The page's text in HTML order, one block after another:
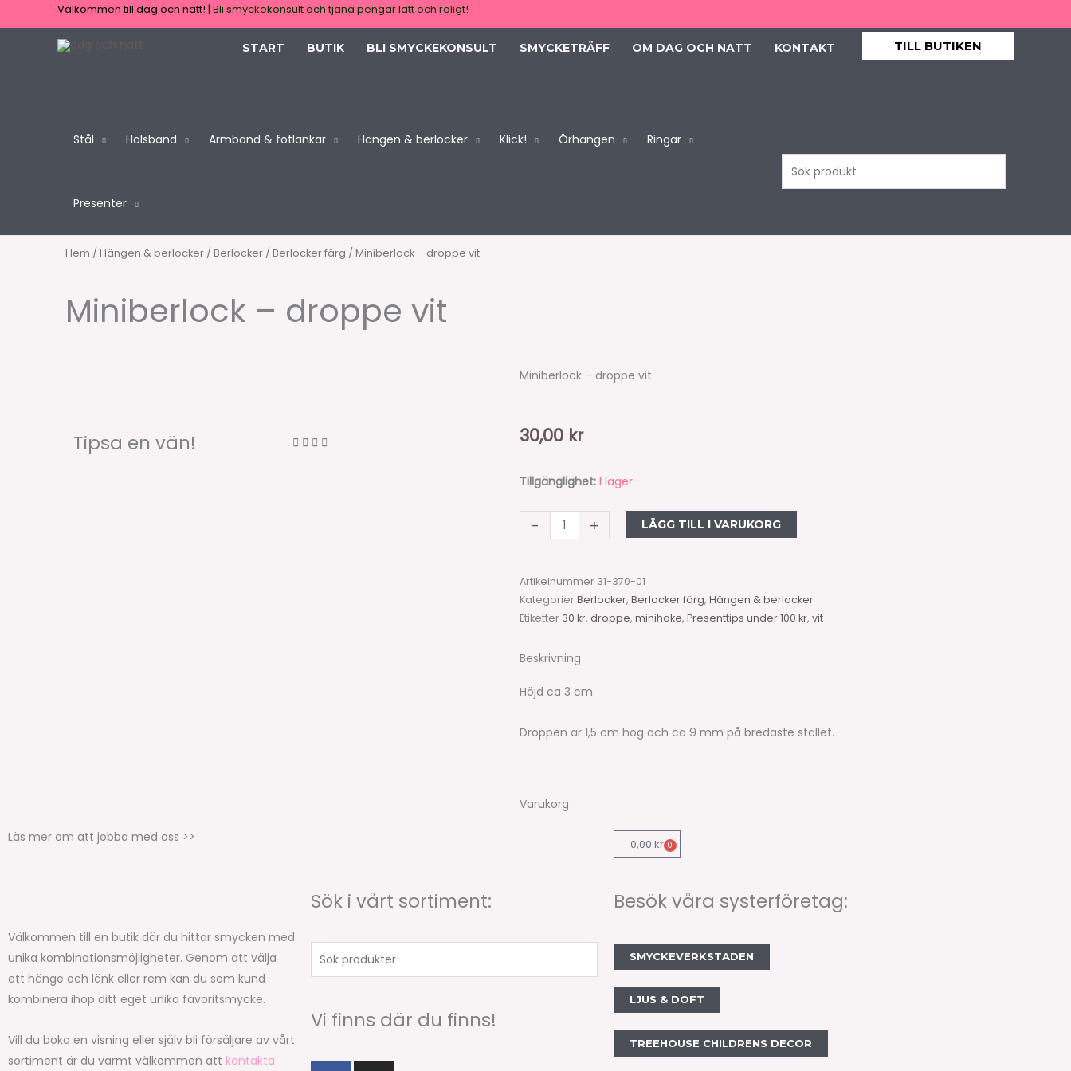
till
Välkommen till dag och natt! | Bli smyckekonsult och tjäna pengar lätt och roligt!
START BUTIK BLI SMYCKEKONSULT SMYCKETRÄFF OM DAG OCH NATT KONTAKT TILL BUTIKEN
Stål Halsband Armband & fotlänkar Hängen & berlocker Klick! Örhängen Ringar
Presenter
Sök
produkt
Hem /Hängen & berlocker /Berlocker /Berlocker färg / Miniberlock – droppe vit
Miniberlock – droppe vit
Tipsa en vän!
Miniberlock – droppe vit
30,00 kr
Tillgänglighet: I lager
-
Miniberlock
droppe
vit
mängd
+ LÄGG TILL I VARUKORG
Artikelnummer 31-370-01
KategorierBerlocker, Berlocker färg, Hängen & berlocker
Etiketter 30 kr, droppe, minihake, Presenttips under 100 kr, vit
Beskrivning
Höjd ca 3 cm
Droppen är 1,5 cm hög och ca 9 mm på bredaste stället.
Varukorg
Läs mer om att jobba med oss >> 0,00 kr 0
Varukorg
Välkommen till en butik där du hittar smycken med
unika kombinationsmöjligheter. Genom att välja
ett hänge och länk eller rem kan du som kund
kombinera ihop ditt eget unika favoritsmycke.
Vill du boka en visning eller själv bli försäljare av vårt
sortiment är du varmt välkommen att kontakta
Sök i vårt sortiment:
Sök
produkter
Vi finns där du finns!
Besök våra systerföretag:
SMYCKEVERKSTADEN
LJUS & DOFT
TREEHOUSE CHILDRENS DECOR